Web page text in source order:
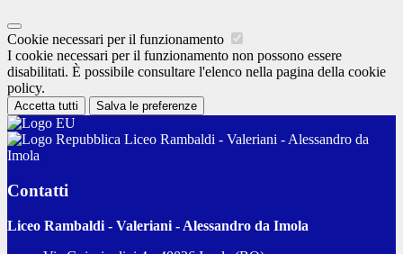
Cookie necessari per il funzionamento
I cookie necessari per il funzionamento non possono essere
disabilitati. È possibile consultare l'elenco nella pagina della cookie
policy.
Accetta tutti Salva le preferenze
Liceo Rambaldi - Valeriani - Alessandro da
Imola
Contatti
Liceo Rambaldi - Valeriani - Alessandro da Imola